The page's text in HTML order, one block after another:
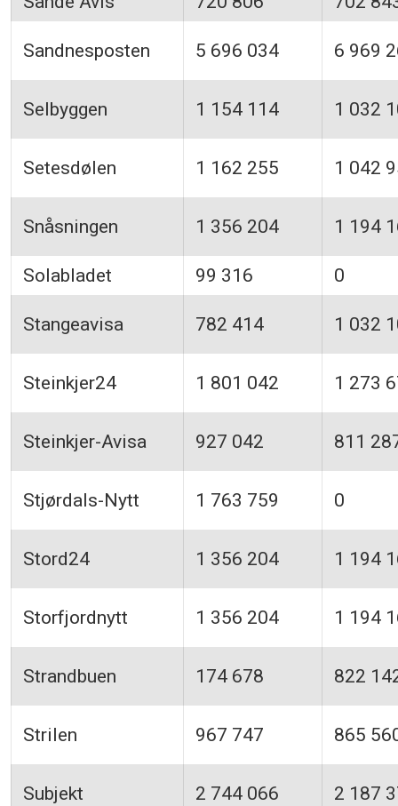
Sandnesposten 5 696 034 6 969
Selbyggen 1 154 114 1 032
Setesdølen 1 162 255 1 042
Snåsningen 1 356 204 1 194
Solabladet 99 316 0
Stangeavisa 782 414 1 032
Steinkjer24 1 801 042 1 273
Steinkjer-Avisa 927 042 811
Stjørdals-Nytt 1 763 759 0
Stord24 1 356 204 1 194
Storfjordnytt 1 356 204 1 194
Strandbuen 174 678 822
Strilen 967 747 865
Subjekt 2 744 066 2 187